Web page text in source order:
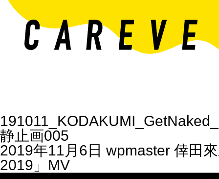
静止画005
2019年11月6日 wpmaster 倖田
2019」MV